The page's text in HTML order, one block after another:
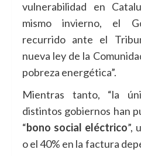
vulnerabilidad en
mismo invierno, el
recurrido ante el
nueva ley de la
pobreza energética”.
Mientras tanto, “la
distintos gobiernos han
“bono social eléctrico”,
o el 40% en la factura